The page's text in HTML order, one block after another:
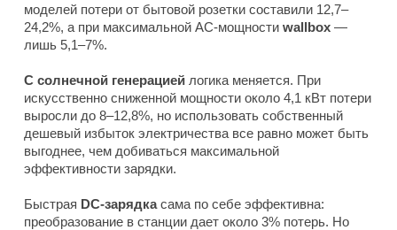
моделей потери от бытовой розетки составили 12,7–
24,2%, а при максимальной AC-мощности wallbox —
лишь 5,1–7%.
С солнечной генерацией логика меняется. При
искусственно сниженной мощности около 4,1 кВт потери
выросли до 8–12,8%, но использовать собственный
дешевый избыток электричества все равно может быть
выгоднее, чем добиваться максимальной
эффективности зарядки.
Быстрая DC-зарядкасама по себе эффективна:
преобразование в станции дает около 3% потерь. Но